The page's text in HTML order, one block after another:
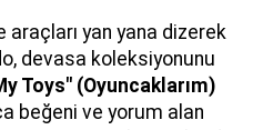
araçları yan yana dizerek
devasa koleksiyonunu
Toys" (Oyuncaklarım)
beğeni ve yorum alan